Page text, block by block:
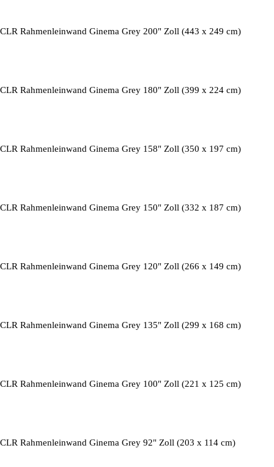
CLR Rahmenleinwand Ginema Grey 200" Zoll (443 x 249 cm)
CLR Rahmenleinwand Ginema Grey 180" Zoll (399 x 224 cm)
CLR Rahmenleinwand Ginema Grey 158" Zoll (350 x 197 cm)
CLR Rahmenleinwand Ginema Grey 150" Zoll (332 x 187 cm)
CLR Rahmenleinwand Ginema Grey 120" Zoll (266 x 149 cm)
CLR Rahmenleinwand Ginema Grey 135" Zoll (299 x 168 cm)
CLR Rahmenleinwand Ginema Grey 100" Zoll (221 x 125 cm)
CLR Rahmenleinwand Ginema Grey 92" Zoll (203 x 114 cm)